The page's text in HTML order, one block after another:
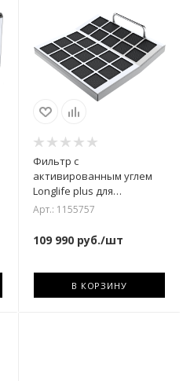
Фильтр с
активированным углем
Longlife plus для
CombiCookTop V4000 /
Арт.: 1155757
109 990руб./шт
В КОРЗИНУ